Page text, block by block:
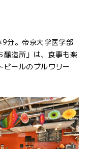
分。帝京大学医学部
醸造所」は、食事も楽
ビールのブルワリー